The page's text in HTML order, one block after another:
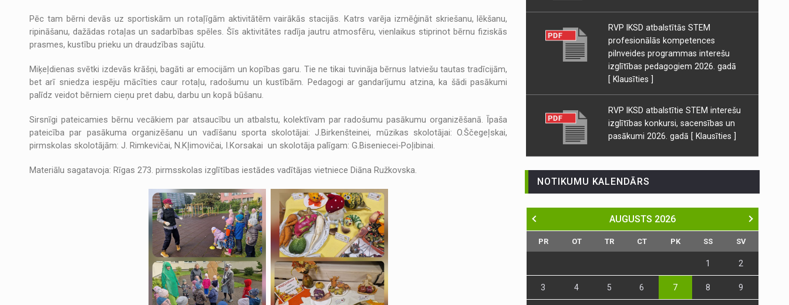
Pēc tam bērni devās uz sportiskām un rotaļīgām aktivitātēm vairākās stacijās. Katrs varēja izmēģināt skriešanu, lēkšanu,
ripināšanu, dažādas rotaļas un sadarbības spēles. Šīs aktivitātes radīja jautru atmosfēru, vienlaikus stiprinot bērnu fiziskās
prasmes, kustību prieku un draudzības sajūtu.
Miķeļdienas svētki izdevās krāšņi, bagāti ar emocijām un kopības garu. Tie ne tikai tuvināja bērnus latviešu tautas tradīcijām,
bet arī sniedza iespēju mācīties caur rotaļu, radošumu un kustībām. Pedagogi ar gandarījumu atzina, ka šādi pasākumi
palīdz veidot bērniem cieņu pret dabu, darbu un kopā būšanu.
Sirsnīgi pateicamies bērnu vecākiem par atsaucību un atbalstu, kolektīvam par radošumu pasākumu organizēšanā. Īpaša
pateicība par pasākuma organizēšanu un vadīšanu sporta skolotājai: J.Birkenšteinei, mūzikas skolotājai: O.Ščegeļskai,
pirmskolas skolotājām: J. Rimkevičai, N.Kļimovičai, I.Korsakai un skolotāja palīgam: G.Biseniecei-Poļibinai.
Materiālu sagatavoja: Rīgas 273. pirmsskolas izglītības iestādes vadītājas vietniece Diāna Ružkovska.
RVP IKSD atbalstītās STEM
profesionālās kompetences
pilnveides programmas interešu
izglītības pedagogiem 2026. gadā
[ Klausīties ]
RVP IKSD atbalstītie STEM interešu
izglītības konkursi, sacensības un
pasākumi 2026. gadā [ Klausīties ]
NOTIKUMU KALENDĀRS
AUGUSTS 2026
PR OT TR CT PK SS SV
1 2
3 4 5 6 7 8 9